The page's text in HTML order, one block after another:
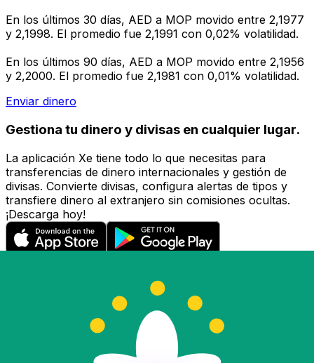
En los últimos 30 días, AED a MOP movido entre 2,1977
y 2,1998. El promedio fue 2,1991 con 0,02% volatilidad.
En los últimos 90 días, AED a MOP movido entre 2,1956
y 2,2000. El promedio fue 2,1981 con 0,01% volatilidad.
Enviar dinero
Gestiona tu dinero y divisas en cualquier lugar.
La aplicación Xe tiene todo lo que necesitas para
transferencias de dinero internacionales y gestión de
divisas. Convierte divisas, configura alertas de tipos y
transfiere dinero al extranjero sin comisiones ocultas.
¡Descarga hoy!